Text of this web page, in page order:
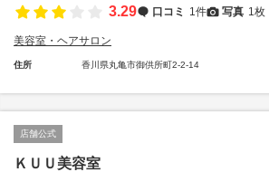
3.29 口コミ 1件 写真 1枚
美容室・ヘアサロン
住所 香川県丸亀市御供所町2-2-14
店舗公式
ＫＵＵ美容室